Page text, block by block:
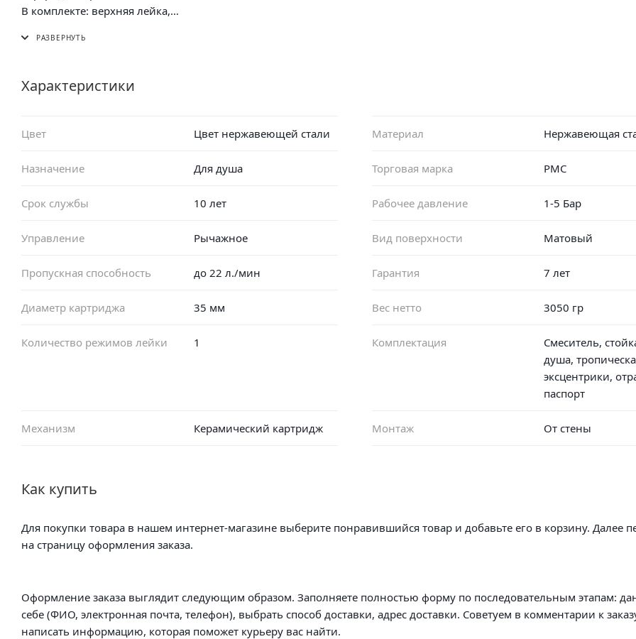
В комплекте: верхняя лейка,
эксцентрики, отражатели
Характеристики
Цвет Цвет нержавеющей стали Материал Нержавеющая
Назначение Для душа Торговая марка РМС
Срок службы 10 лет Рабочее давление 1-5 Бар
Управление Рычажное Вид поверхности Матовый
Пропускная способность до 22 л./мин Гарантия 7 лет
Диаметр картриджа 35 мм Вес нетто 3050 гр
Количество режимов лейки 1 Комплектация
Смеситель,
душа,
эксцентрики,
паспорт
Механизм Керамический картридж Монтаж От стены
Как купить
Для покупки товара в нашем интернет-магазине выберите понравившийся товар и добавьте его в корзину. Далее
на страницу оформления заказа.
Оформление заказа выглядит следующим образом. Заполняете полностью форму по последовательным этапам:
себе (ФИО, электронная почта, телефон), выбрать способ доставки, адрес доставки. Советуем в комментарии к
написать информацию, которая поможет курьеру вас найти.